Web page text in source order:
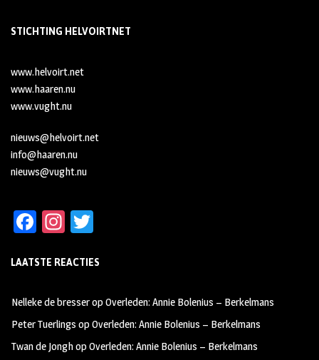
STICHTING HELVOIRTNET
www.helvoirt.net
www.haaren.nu
www.vught.nu
nieuws@helvoirt.net
info@haaren.nu
nieuws@vught.nu
Fa
b
oo
k
In
ag
m
tt
LAATSTE REACTIES
Nelleke de bresseropOverleden: Annie Bolenius – Berkelmans
Peter Tuerlings opOverleden: Annie Bolenius – Berkelmans
Twan de JonghopOverleden: Annie Bolenius – Berkelmans